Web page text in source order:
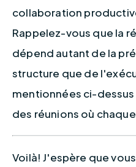
collaboration
Rappelez-vous que la
dépend autant de la
structure que de
mentionnées ci-
des réunions où
Voilà! J'espère que